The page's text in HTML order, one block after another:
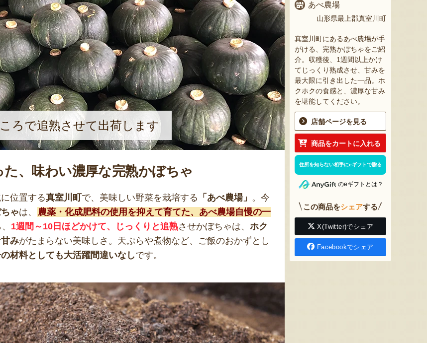
ろで追熟させて出荷します
、味わい濃厚な完熟かぼちゃ
位置する真室川町 で、美味しい野菜を栽培する 「あべ農場」 。今
ゃは、
農薬・化成肥料の使用を抑えて育てた、あべ農場自慢の一
1週間～10日ほどかけて、じっくりと追熟させかぼちゃは、 ホク
みがたまらない美味しさ。天ぷらや煮物など、ご飯のおかずとし
材料としても大活躍間違いなしです。
あべ農場
山形県最上郡真室川町
真室川町にあるあべ農場が手
がける、完熟かぼちゃをご紹
介。収穫後、1週間以上かけ
てじっくり熟成させ、甘みを
最大限に引き出した一品。ホ
クホクの食感と、濃厚な甘み
を堪能してください。
店舗ページを見る
商品をカートに入れる
住所を知らない相手にeギフトで贈る
のeギフトとは？
この商品をシェアする
X(Twitter)でシェア
Facebookでシェア